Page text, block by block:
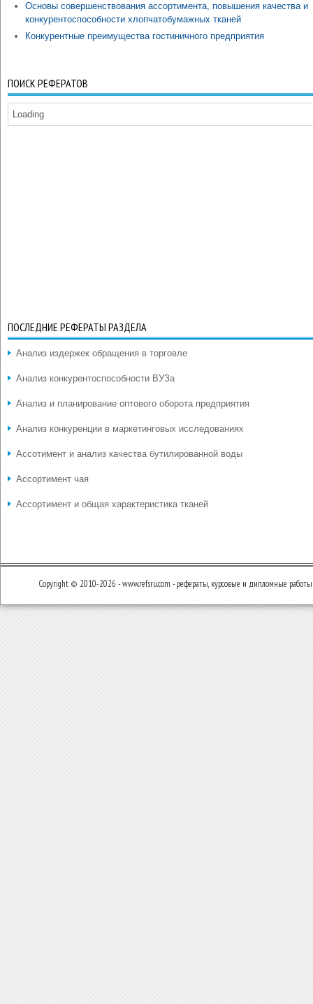
Основы совершенствования ассортимента, повышения качества и
конкурентоспособности хлопчатобумажных тканей
Конкурентные преимущества гостиничного предприятия
ПОИСК РЕФЕРАТОВ
Loading
ПОСЛЕДНИЕ РЕФЕРАТЫ РАЗДЕЛА
Анализ издержек обращения в торговле
Анализ конкурентоспособности ВУЗа
Анализ и планирование оптового оборота предприятия
Анализ конкуренции в маркетинговых исследованиях
Ассотимент и анализ качества бутилированной воды
Ассортимент чая
Ассортимент и общая характеристика тканей
Copyright © 2010-2026 - www.refsru.com - рефераты, курсовые и дипломные работы